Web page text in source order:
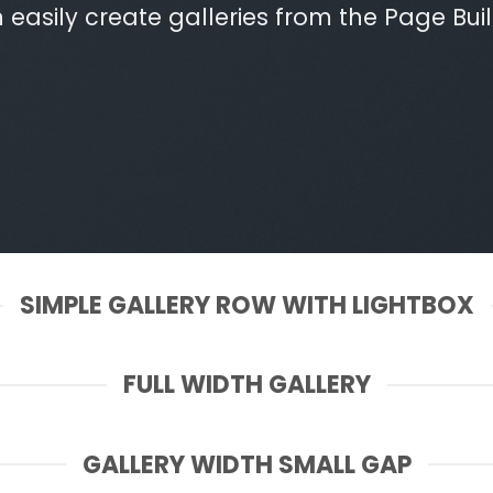
easily create galleries from the Page
SIMPLE GALLERY ROW WITH LIGHTBOX
FULL WIDTH GALLERY
GALLERY WIDTH SMALL GAP